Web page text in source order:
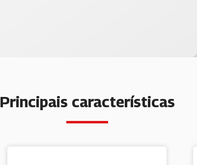
Principais características